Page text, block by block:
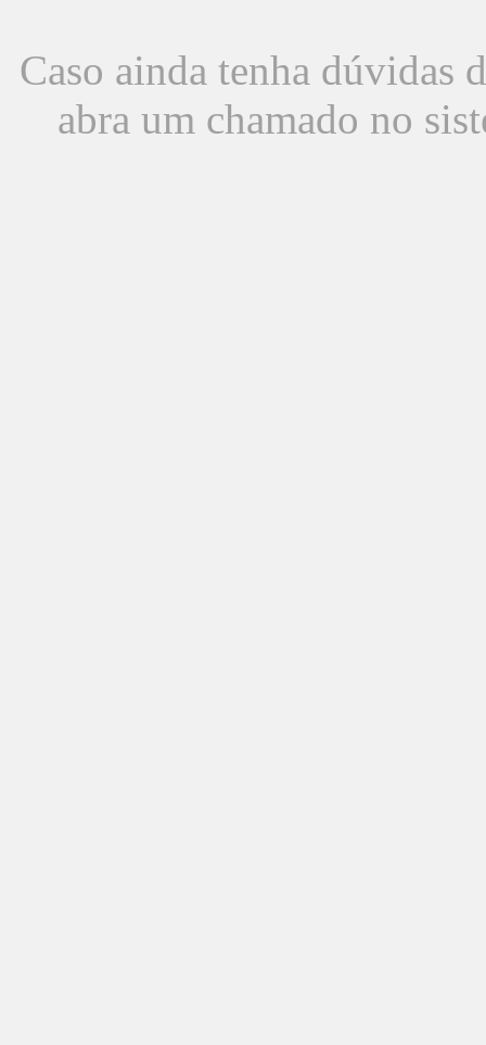
Caso ainda tenha dúvidas
abra um chamado no